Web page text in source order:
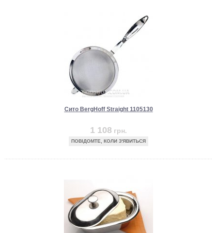
Сито BergHoff Straight 1105130
1 108 грн.
ПОВІДОМТЕ, КОЛИ З'ЯВИТЬСЯ